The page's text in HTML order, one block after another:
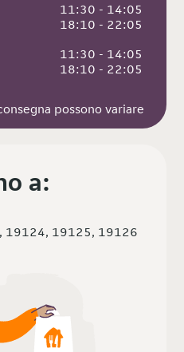
11:30 - 14:05
18:10 - 22:05
11:30 - 14:05
18:10 - 22:05
possono variare
a:
19124, 19125, 19126